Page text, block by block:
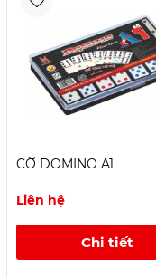
CỜ DOMINO A1
Liên hệ
Chi tiết